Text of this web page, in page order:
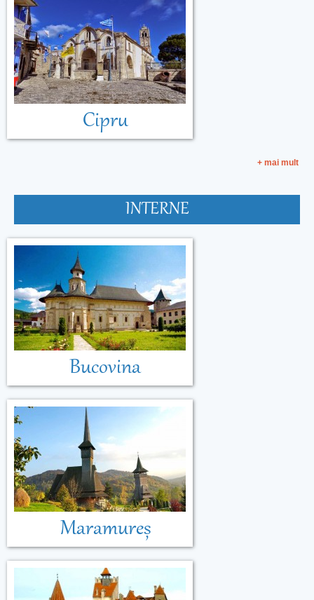
Cipru
+ mai mult
INTERNE
Bucovina
Maramureș